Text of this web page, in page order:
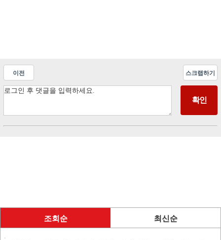
이전 스크랩하기
조회순 최신순